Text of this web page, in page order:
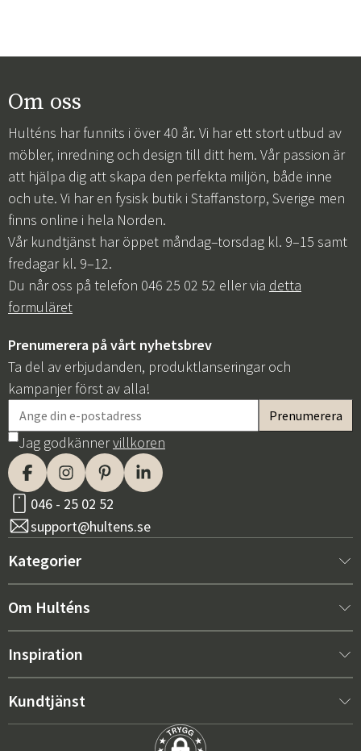
Om oss
Hulténs har funnits i över 40 år. Vi har ett stort utbud av
möbler, inredning och design till ditt hem. Vår passion är
att hjälpa dig att skapa den perfekta miljön, både inne
och ute. Vi har en fysisk butik i Staffanstorp, Sverige men
finns online i hela Norden.
Vår kundtjänst har öppet måndag–torsdag kl. 9–15 samt
fredagar kl. 9–12.
Du når oss på telefon 046 25 02 52 eller via detta
formuläret
Prenumerera på vårt nyhetsbrev
Ta del av erbjudanden, produktlanseringar och
kampanjer först av alla!
Jag godkännervillkoren
046 - 25 02 52
support@hultens.se
Kategorier
Nytt hos oss
Inredning
Utemöbler
Om Hulténs
Om Hulténs
Säljavdelning
Inspiration
Bästsäljare
Trendspaning: Utemöbler 2026
Kundtjänst